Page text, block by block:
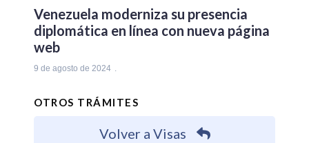
Venezuela moderniza su presencia
diplomática en línea con nueva página
web
9 de agosto de 2024
OTROS TRÁMITES
Volver a Visas